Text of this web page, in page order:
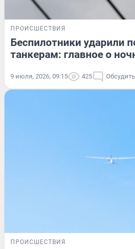
ПРОИСШЕСТВИЯ
Беспилотники ударили
танкерам: главное о
9 июля, 2026, 09:15 425 Обсудить
ПРОИСШЕСТВИЯ